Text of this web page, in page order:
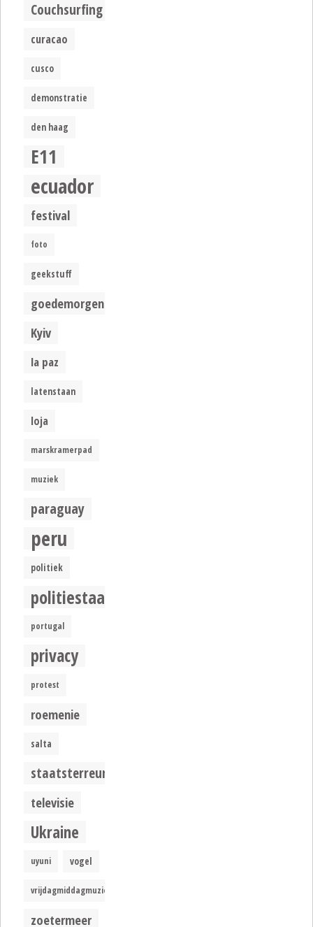
Couchsurfing
curacao
cusco
demonstratie
den haag
E11
ecuador
festival
foto
geekstuff
goedemorgen
Kyiv
la paz
latenstaan
loja
marskramerpad
muziek
paraguay
peru
politiek
politiestaat
portugal
privacy
protest
roemenie
salta
staatsterreur
televisie
Ukraine
uyuni vogel
vrijdagmiddagmuziek
zoetermeer